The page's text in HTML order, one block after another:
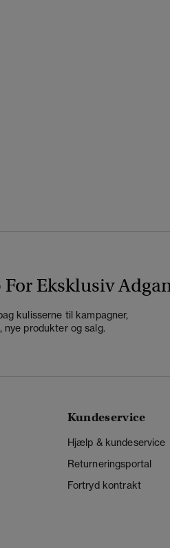
For Eksklusiv
kulisserne til kampagner,
nye produkter og salg.
Kundeservice
Hjælp & kundeservice
Returneringsportal
Fortryd kontrakt